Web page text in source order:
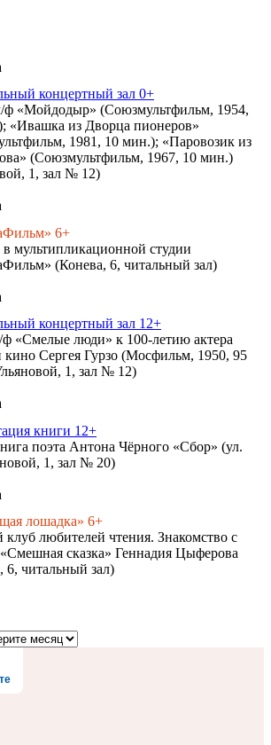
концертный зал 0+
ф «Мойдодыр» (Союзмультфильм, 1954,
«Ивашка из Дворца пионеров»
1981, 10 мин.); «Паровозик из
(Союзмультфильм, 1967, 10 мин.)
1, зал № 12)
6+
в мультипликационной студии
(Конева, 6, читальный зал)
концертный зал 12+
ф «Смелые люди» к 100-летию актера
кино Сергея Гурзо (Мосфильм, 1950, 95
1, зал № 12)
книги 12+
поэта Антона Чёрного «Сбор» (ул.
1, зал № 20)
лошадка» 6+
клуб любителей чтения. Знакомство с
сказка» Геннадия Цыферова
6, читальный зал)